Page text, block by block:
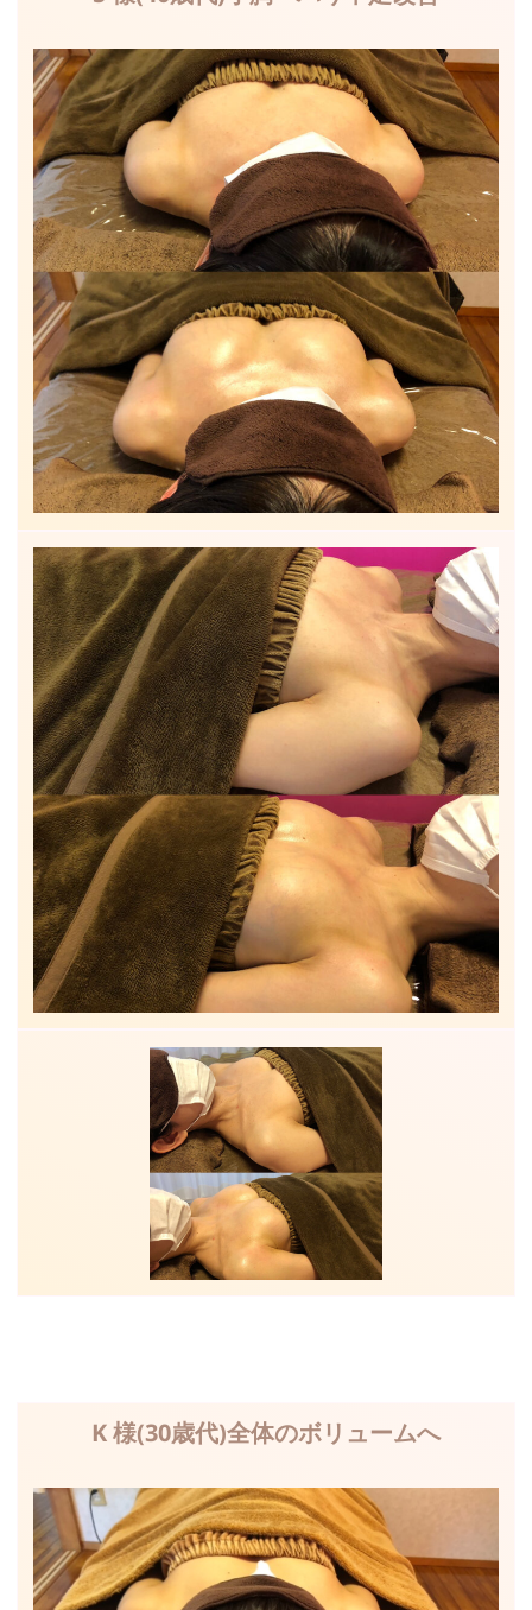
K 様(30歳代)全体のボリュームへ